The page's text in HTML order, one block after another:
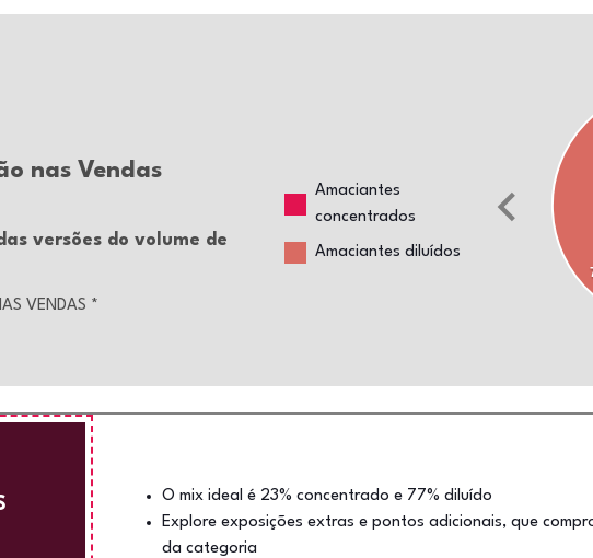
nas Vendas
versões do volume de
VENDAS *
Amaciantes
concentrados
Amaciantes diluídos
O mix ideal é 23% concentrado e 77% diluído
Explore exposições extras e pontos adicionais, que
da categoria